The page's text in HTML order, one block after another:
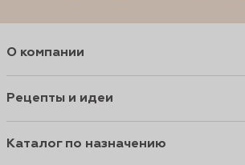
О компании
Рецепты и идеи
Каталог по назначению